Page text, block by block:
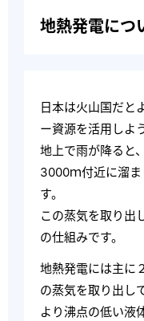
地熱発電につ
日本は火山国だと
ー資源を活用しよ
地上で雨が降ると
3000ｍ付近に溜
す。
この蒸気を取り出
の仕組みです。
地熱発電には主に
の蒸気を取り出し
より沸点の低い液